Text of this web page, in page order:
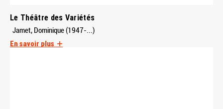
Le Théâtre des Variétés
Jamet, Dominique (1947-...)
En savoir plus